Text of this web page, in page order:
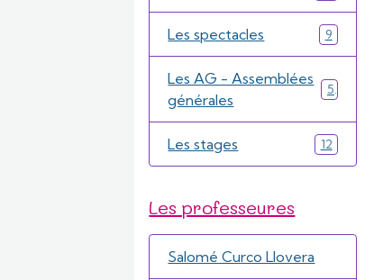
Les spectacles 9
Les AG - Assemblées
générales
5
Les stages 12
Les professeures
Salomé Curco Llovera